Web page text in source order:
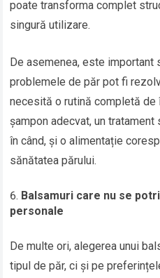
poate transforma complet
singură utilizare.
De asemenea, este important
problemele de păr pot fi
necesită o rutină completă de
șampon adecvat, un
în când, și o alimentație
sănătatea părului.
Balsamuri care nu se
personale
De multe ori, alegerea unui
tipul de păr, ci și pe